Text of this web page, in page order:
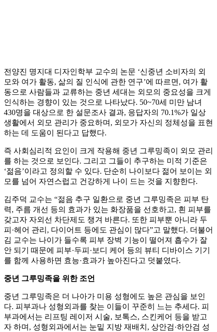
전양진 명지대 디자인학부 교수의 논문 ‘신중년 소비자의 외
모와 여가 활동, 삶의 질 인식에 관한 연구’에 따르면, 여가 활
동으로 사람들과 교류하는 중년 세대는 외모의 중요성을 크게
인식하는 경향이 있는 것으로 나타났다. 50~70세 미만 남녀
430명을 대상으로 한 설문조사 결과, 응답자의 70.1%가 일상
생활에서 외모 관리가 중요하며, 외모가 자신의 정체성을 표현
하는 데 도움이 된다고 답했다.
즉 사회심리적 요인이 크게 작용해 중년 그루밍족이 외모 관리
를 하는 것으로 보인다. 그리고 그들이 추구하는 미적 기준은
‘젊음’이라고 정의할 수 있다. 단순히 나이보다 젊어 보이는 외
모를 넘어 자연스럽고 건강하게 나이 드는 것을 지향한다.
김주덕 교수는 “젊음 추구 일환으로 중년 그루밍족은 피부 탄
력, 주름 개선 등의 효과가 있는 화장품을 선호하고, 흰 피부를
갖고자 자외선 차단제도 챙겨 바른다. 또한 피부뿐 아니라 두
피·헤어 관리, 다이어트 등에도 관심이 많다”고 말했다. 더불어
김 교수는 나이가 들수록 피부 장벽 기능이 떨어져 흡수가 잘
안 되기 때문에 피부·두피·보디 케어 등의 뷰티 디바이스 기기
를 함께 사용하면 효능·효과가 높아진다고 덧붙였다.
중년 그루밍족을 위한 조언
중년 그루밍족은 더 나아가 미용 성형에도 높은 관심을 보인
다. 피부과나 성형외과를 찾는 이들이 꾸준히 느는 추세다. 피
부과에서는 리프팅 레이저 시술, 보톡스, 스킨케어 등을 받고
자 하며, 성형외과에서는 눈밑 지방 재배치, 상안검·하안검 성